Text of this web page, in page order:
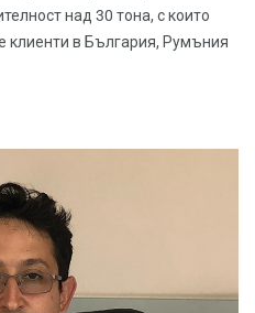
над 30 тона, с които
клиенти в България, Румъния